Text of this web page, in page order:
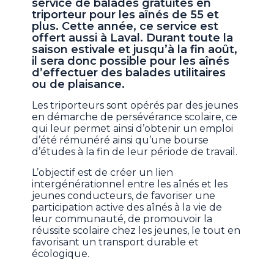
service de balades gratuites en
triporteur pour les aînés de 55 et
plus. Cette année, ce service est
offert aussi à Laval. Durant toute la
saison estivale et jusqu’à la fin août,
il sera donc possible pour les aînés
d’effectuer des balades utilitaires
ou de plaisance.
Les triporteurs sont opérés par des jeunes
en démarche de persévérance scolaire, ce
qui leur permet ainsi d’obtenir un emploi
d’été rémunéré ainsi qu’une bourse
d’études à la fin de leur période de travail.
L’objectif est de créer un lien
intergénérationnel entre les aînés et les
jeunes conducteurs, de favoriser une
participation active des aînés à la vie de
leur communauté, de promouvoir la
réussite scolaire chez les jeunes, le tout en
favorisant un transport durable et
écologique.